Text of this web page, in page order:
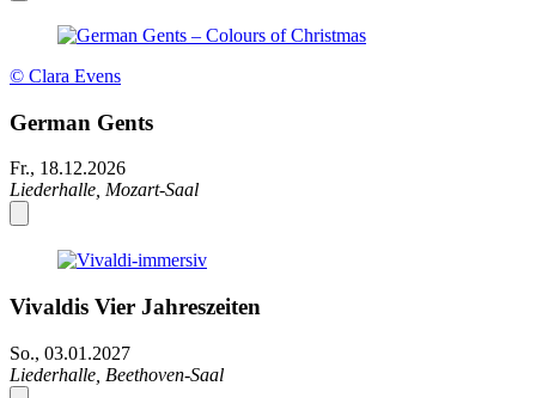
© Clara Evens
German Gents
Fr., 18.12.2026
Liederhalle, Mozart-Saal
Vivaldis Vier Jahreszeiten
So., 03.01.2027
Liederhalle, Beethoven-Saal